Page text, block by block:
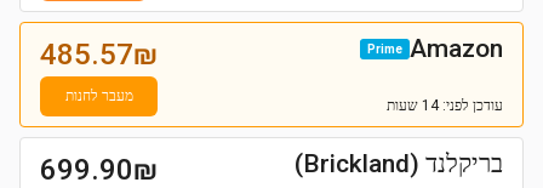
Amazon
Prime
עודכן לפני: 14 שעות
485.57₪
מעבר לחנות
בריקלנד (Brickland) 699.90₪